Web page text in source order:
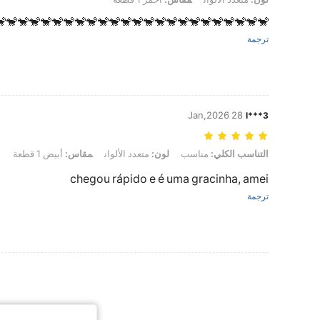
ترجمة
l***3
28 Jan,2026
التناسب الكلي: مناسب, لون: متعدد الألوان, مقاس: أبيض 1 قطعة
التناسب الكلي: مناسب لون: متعدد الألوان مقاس: أبيض 1 قطعة
chegou rápido e é uma gracinha, amei
ترجمة